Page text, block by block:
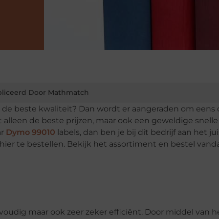
Door Mathmatch
beste kwaliteit? Dan wordt er aangeraden om eens
de beste prijzen, maar ook een geweldige snelle
Dymo 99010 labels, dan ben je bij dit bedrijf aan het
te bestellen. Bekijk het assortiment en bestel
maar ook zeer zeker efficiënt. Door middel van